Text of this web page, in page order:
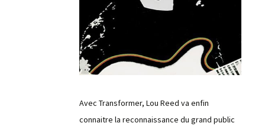
Avec Transformer, Lou Reed va enfin
connaitre la reconnaissance du grand public